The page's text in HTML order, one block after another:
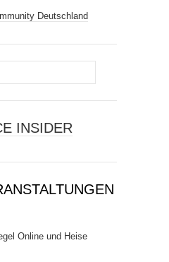
Deutschland
INSIDER
Online und Heise